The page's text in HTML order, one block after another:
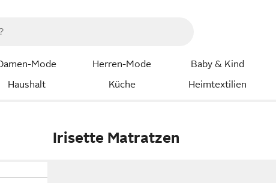
Mode Herren-Mode Baby & Kind
Haushalt Küche Heimtextilien
Irisette Matratzen